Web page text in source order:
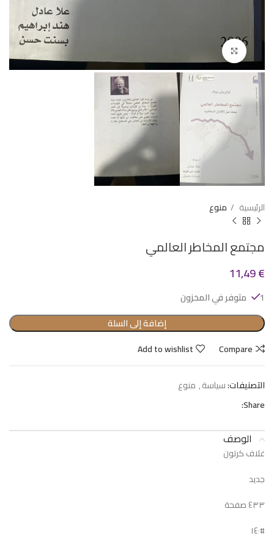
Click to enlarge
الرئيسية منوع
مجتمع المخاطر العالمي
11,49€
1 متوفر في المخزون
إضافة إلى السلة
Compare
Add to wishlist
التصنيفات:سياسة, منوع
Share:
الوصف
غلاف كرتون
جديد
٤٣٣ صفحة
#١٤٠